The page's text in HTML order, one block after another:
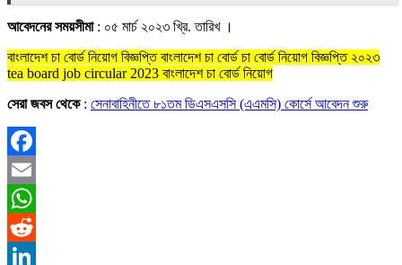
আবেদনের সময়সীমা: ০৫ মার্চ ২০২৩ খ্রি. তারিখ ।
বাংলাদেশ চা বোর্ড নিয়োগ বিজ্ঞপ্তি বাংলাদেশ চা বোর্ড চা বোর্ড নিয়োগ বিজ্ঞপ্তি ২০২৩
tea board job circular 2023 বাংলাদেশ চা বোর্ড নিয়োগ
সেরা জবস থেকে: সেনাবাহিনীতে ৮১তম ডিএসএসসি (এএমসি) কোর্সে আবেদন শুরু
Facebook
Email
WhatsApp
Reddit